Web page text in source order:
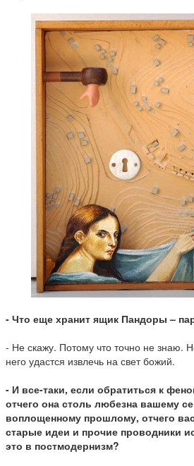
- Что еще хранит ящик Пандоры –
- Не скажу. Потому что точно не знаю.
него удастся извлечь на свет божий.
- И все-таки, если обратиться к
отчего она столь любезна вашему
воплощенному прошлому, отчего
старые идеи и прочие проводники
это в постмодернизм?